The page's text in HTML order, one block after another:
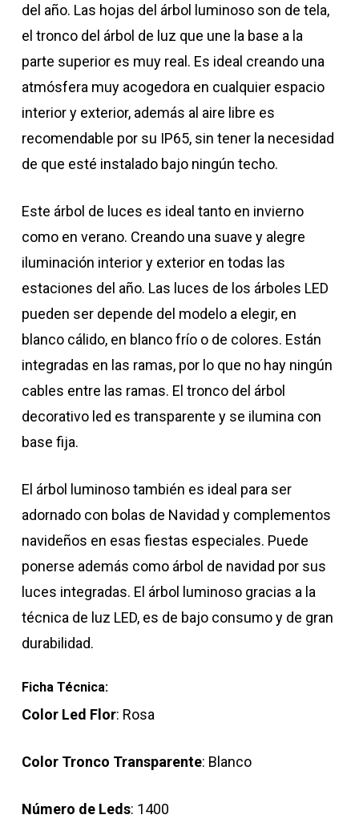
del año. Las hojas del árbol luminoso son de tela,
el tronco del árbol de luz que une la base a la
parte superior es muy real. Es ideal creando una
atmósfera muy acogedora en cualquier espacio
interior y exterior, además al aire libre es
recomendable por su IP65, sin tener la necesidad
de que esté instalado bajo ningún techo.
Este árbol de luces es ideal tanto en invierno
como en verano. Creando una suave y alegre
iluminación interior y exterior en todas las
estaciones del año. Las luces de los árboles LED
pueden ser depende del modelo a elegir, en
blanco cálido, en blanco frío o de colores. Están
integradas en las ramas, por lo que no hay ningún
cables entre las ramas. El tronco del árbol
decorativo led es transparente y se ilumina con
base fija.
El árbol luminoso también es ideal para ser
adornado con bolas de Navidad y complementos
navideños en esas fiestas especiales. Puede
ponerse además como árbol de navidad por sus
luces integradas. El árbol luminoso gracias a la
técnica de luz LED, es de bajo consumo y de gran
durabilidad.
Ficha Técnica:
Color Led Flor: Rosa
Color Tronco Transparente: Blanco
Número de Leds: 1400